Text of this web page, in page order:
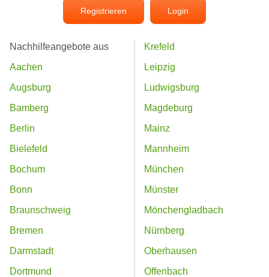
Registrieren Login
Nachhilfeangebote aus
Aachen
Augsburg
Bamberg
Berlin
Bielefeld
Bochum
Bonn
Braunschweig
Bremen
Darmstadt
Dortmund
Krefeld
Leipzig
Ludwigsburg
Magdeburg
Mainz
Mannheim
München
Münster
Mönchengladbach
Nürnberg
Oberhausen
Offenbach